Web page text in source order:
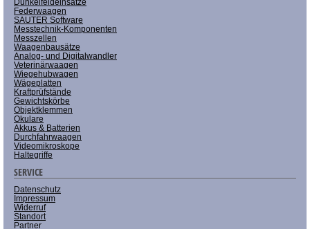
Federwaagen
SAUTER Software
Messtechnik-Komponenten
Messzellen
Waagenbausätze
Analog- und Digitalwandler
Veterinärwaagen
Wiegehubwagen
Wägeplatten
Kraftprüfstände
Gewichtskörbe
Objektklemmen
Okulare
Akkus & Batterien
Durchfahrwaagen
Videomikroskope
Haltegriffe
SERVICE
Datenschutz
Impressum
Widerruf
Standort
Partner